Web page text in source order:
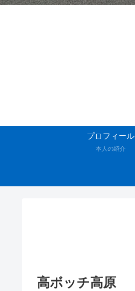
プロフィール
本人の紹介
高ボッチ高原